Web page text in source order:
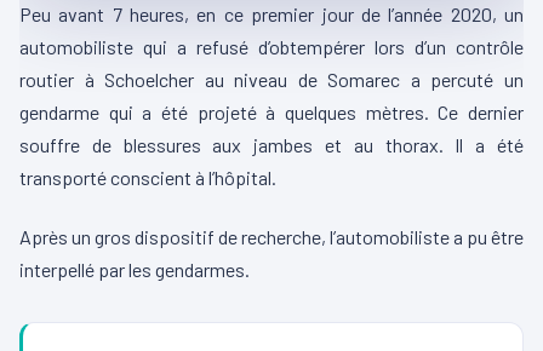
Peu avant 7 heures, en ce premier jour de l’année 2020, un
automobiliste qui a refusé d’obtempérer lors d’un contrôle
routier à Schoelcher au niveau de Somarec a percuté un
gendarme qui a été projeté à quelques mètres. Ce dernier
souffre de blessures aux jambes et au thorax. Il a été
transporté conscient à l’hôpital.
Après un gros dispositif de recherche, l’automobiliste a pu être
interpellé par les gendarmes.